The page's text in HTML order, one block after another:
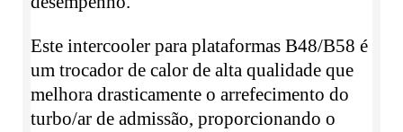
Este intercooler para plataformas B48/B58 é
um trocador de calor de alta qualidade que
melhora drasticamente o arrefecimento do
turbo/ar de admissão, proporcionando o